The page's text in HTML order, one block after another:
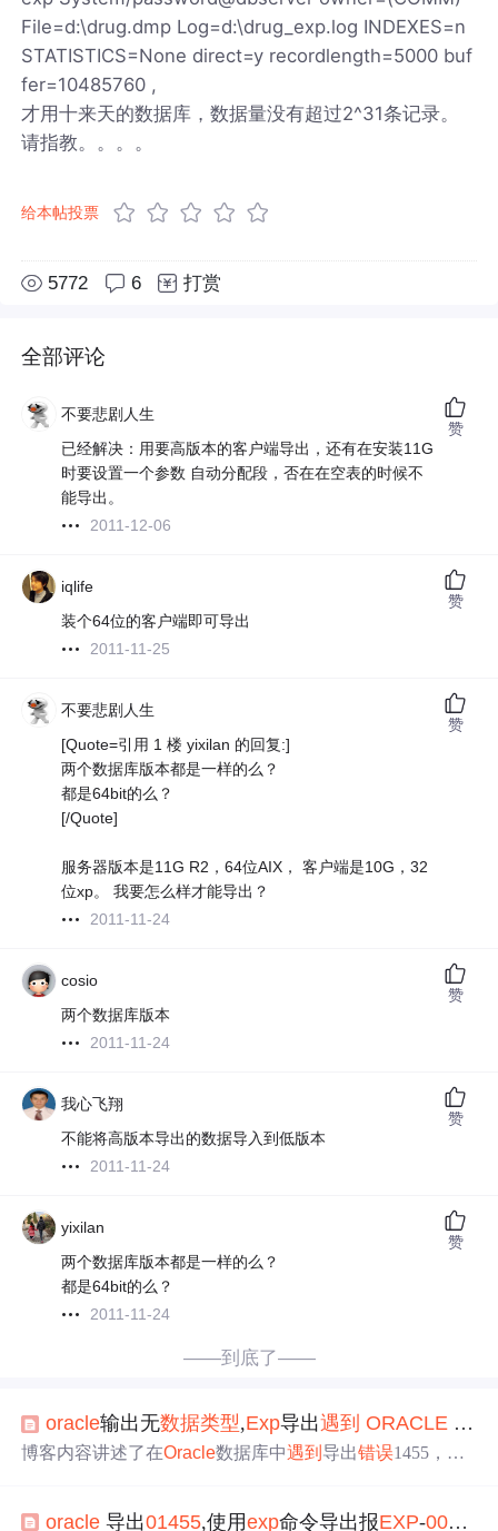
File=d:\drug.dmp Log=d:\drug_exp.log INDEXES=n
STATISTICS=None direct=y recordlength=5000 buf
fer=10485760 ,
才用十来天的数据库，数据量没有超过2^31条记录。
请指教。。。。
给本帖投票
5772 6 打赏
全部评论
不要悲剧人生
已经解决：用要高版本的客户端导出，还有在安装11G
时要设置一个参数 自动分配段，否在在空表的时候不
能导出。
2011-12-06
赞
iqlife
装个64位的客户端即可导出
2011-11-25
赞
不要悲剧人生
[Quote=引用 1 楼 yixilan 的回复:]
两个数据库版本都是一样的么？
都是64bit的么？
[/Quote]
服务器版本是11G R2，64位AIX， 客户端是10G，32
位xp。 我要怎么样才能导出？
2011-11-24
赞
cosio
两个数据库版本
2011-11-24
赞
我心飞翔
不能将高版本导出的数据导入到低版本
2011-11-24
赞
yixilan
两个数据库版本都是一样的么？
都是64bit的么？
2011-11-24
赞
——到底了——
oracle输出无数据类型,Exp导出遇到 ORACLE 错误
博客内容讲述了在Oracle数据库中遇到 导出错误1455，即
除物化视图日志。最终发现物化视图日志是导致问题的关
oracle 导出01455,使用exp命令导出报EXP-00008